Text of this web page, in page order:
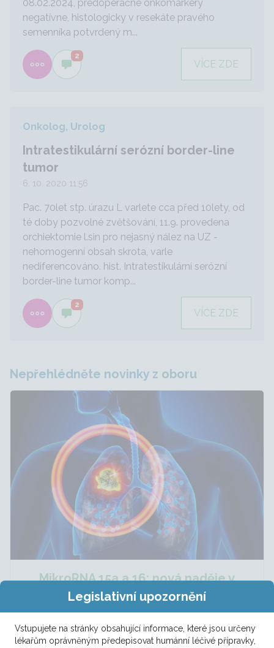
08.02.2024, predoperačne onkomarkery
negatívne, histologicky v resekáte pravého
semenníka potvrdený m...
2
VÍCE ZDE
Onkolog, Urolog
Intratestikulární serózní border-line
tumor
6. 10. 2020 11:56
Pac. 70let stp. úrazu L varlete cca před 10lety, od
té doby pozvolné zvětšování, 11.9. provedena
orchiektomie l.sin pro nejasný nález na UZ -
nehomogenní obsah skrota, varle
nediferencováno. hist. Intratestikulární serózní
border-line tumor komp...
2
VÍCE ZDE
Nepřehlédněte novinky z oboru
MikroRNA 15a a 16: nová naděje v
léčbě nemalobuněčného karcinomu
plic
Legislativní upozornění
Vstupujete na stránky obsahující informace, které jsou určeny
lékařům oprávněným předepisovat humánní léčivé přípravky,